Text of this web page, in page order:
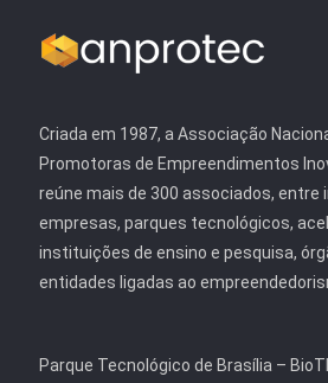
Criada em 1987, a Associação
Promotoras de Empreendimentos
reúne mais de 300 associados, entre
empresas, parques tecnológicos,
instituições de ensino e pesquisa,
entidades ligadas ao
Parque Tecnológico de Brasília –